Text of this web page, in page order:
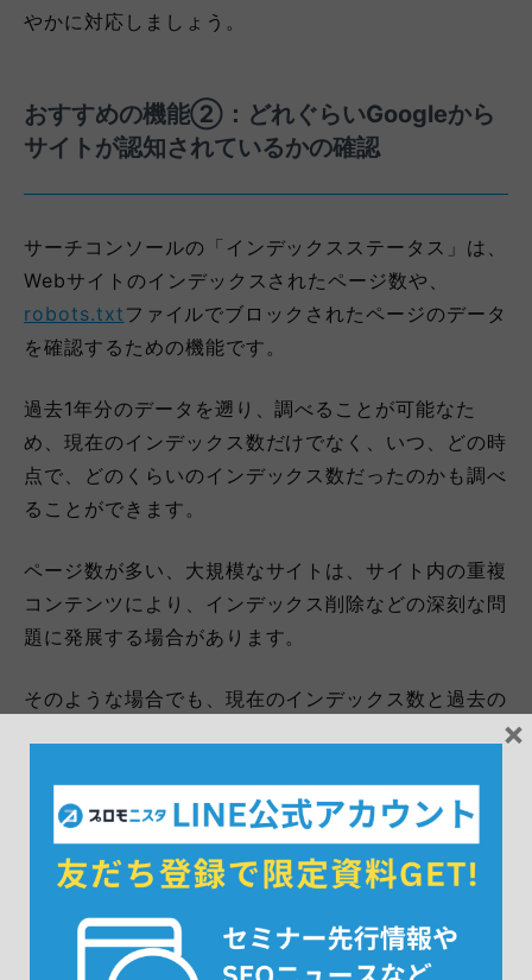
やかに対応しましょう。
おすすめの機能②：どれぐらいGoogleから
サイトが認知されているかの確認
サーチコンソールの「インデックスステータス」は、
Webサイトのインデックスされたページ数や、
robots.txt ファイルでブロックされたページのデータ
を確認するための機能です。
過去1年分のデータを遡り、調べることが可能なた
め、現在のインデックス数だけでなく、いつ、どの時
点で、どのくらいのインデックス数だったのかも調べ
ることができます。
ページ数が多い、大規模なサイトは、サイト内の重複
コンテンツにより、インデックス削除などの深刻な問
題に発展する場合があります。
そのような場合でも、現在のインデックス数と過去の
インデックス数などを比較し、順調にインデックス数
確認することができます。
サイトの実際のページ数よりも、インデックス数の方
が少ない場合は、その分流入数に影響を与えてしまい
ます。
故意的にインデックスさせてないページ以外は、しっ
×